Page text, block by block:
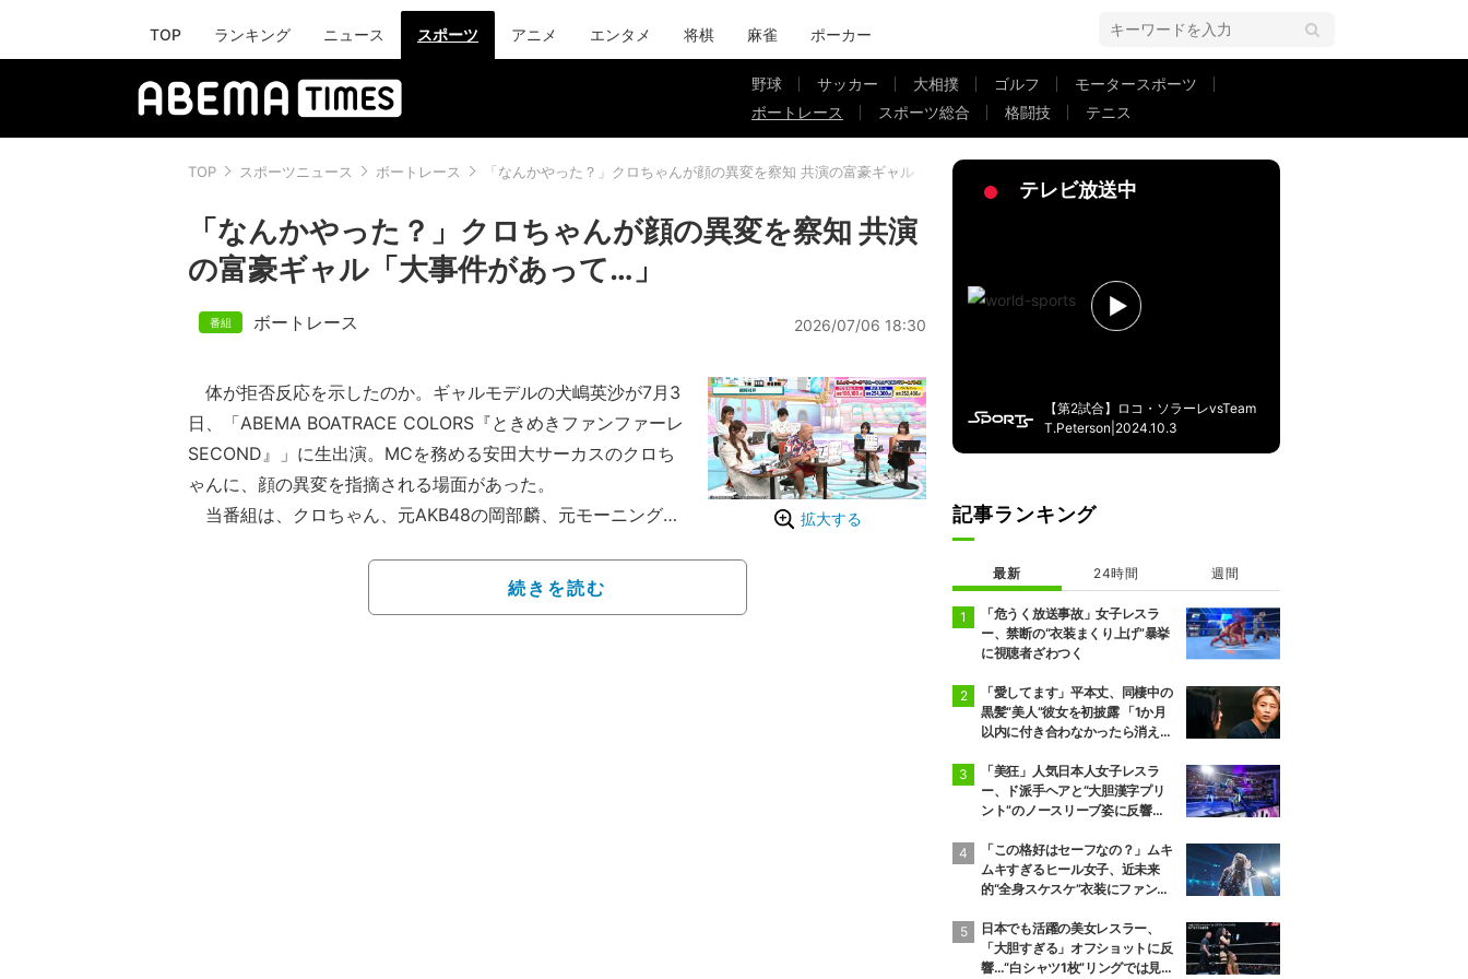
TOP ランキング ニュース スポーツ アニメ エンタメ 将棋 麻雀 ポーカー
野球 サッカー 大相撲 ゴルフ
モータースポーツ
ボートレース
スポーツ総合 格闘技 テニス
TOP スポーツニュース ボートレース 「なんかやった？」クロちゃんが顔の異変を察知 共演の富豪ギャル「大事件があって…」
「なんかやった？」クロちゃんが顔の異変を察知 共演
の富豪ギャル「大事件があって…」
ボートレース 2026/07/06 18:30
拡大する
体が拒否反応を示したのか。ギャルモデルの犬嶋英沙が7月3
日、「ABEMA BOATRACE COLORS『ときめきファンファーレ
SECOND』」に生出演。MCを務める安田大サーカスのクロち
ゃんに、顔の異変を指摘される場面があった。
当番組は、クロちゃん、元AKB48の岡部麟、元モーニング
でボートレース予想やバラエティ力で勝負する内容。この日は
クロちゃんチームの犬嶋と、アップアップガールズ（2）の鍛
続きを読む
テレビ放送中
【第2試合】ロコ・ソラーレvsTeam
T.Peterson|2024.10.3
記事ランキング
最新 24時間 週間
「危うく放送事故」女子レスラ
ー、禁断の“衣装まくり上げ”暴挙
に視聴者ざわつく
「愛してます」平本丈、同棲中の
黒髪“美人”彼女を初披露 「1か月
以内に付き合わなかったら消え
「美狂」人気日本人女子レスラ
ー、ド派手ヘアと“大胆漢字プリ
ント”のノースリーブ姿に反響
「この格好はセーフなの？」ムキ
ムキすぎるヒール女子、近未来
的“全身スケスケ”衣装にファンツ
感…」
日本でも活躍の美女レスラー、
「大胆すぎる」オフショットに反
響…“白シャツ1枚”リングでは見せ